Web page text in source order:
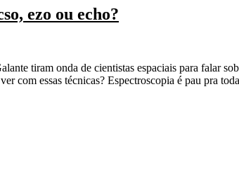
ezo ou echo?
tiram onda de cientistas espaciais para falar
com essas técnicas? Espectroscopia é pau pra